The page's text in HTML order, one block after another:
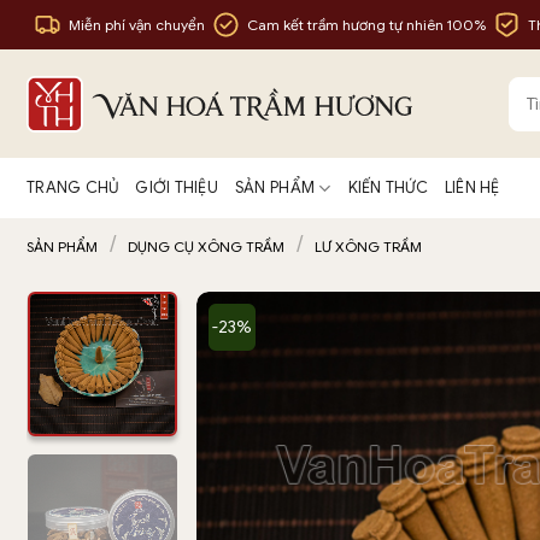
qua
dung
Miễn phí vận chuyển Cam kết trầm hương tự nhiên 100%
TRANG CHỦ GIỚI THIỆU SẢN PHẨM KIẾN THỨC LIÊN HỆ
SẢN PHẨM / DỤNG CỤ XÔNG TRẦM / LƯ XÔNG TRẦM
-23%